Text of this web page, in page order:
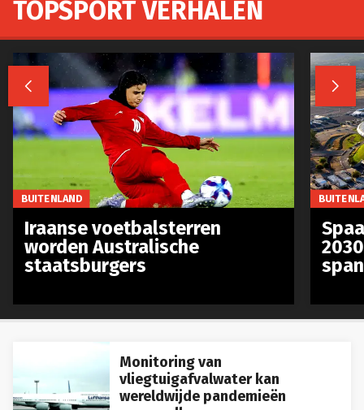
Monitoring van
vliegtuigafvalwater kan
wereldwijde pandemieën
 
BUITENLAND
Iraanse voetbalsterren
worden Australische
staatsburgers